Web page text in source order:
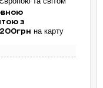
з
на карту